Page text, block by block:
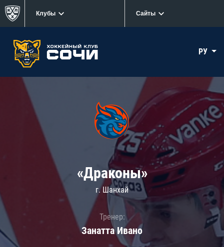
Клубы Сайты
РУ
«Драконы»
г. Шанхай
Тренер:
Занатта Иванo